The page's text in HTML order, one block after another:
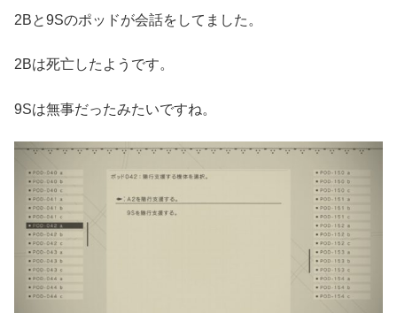
2Bと9Sのポッドが会話をしてました。
2Bは死亡したようです。
9Sは無事だったみたいですね。